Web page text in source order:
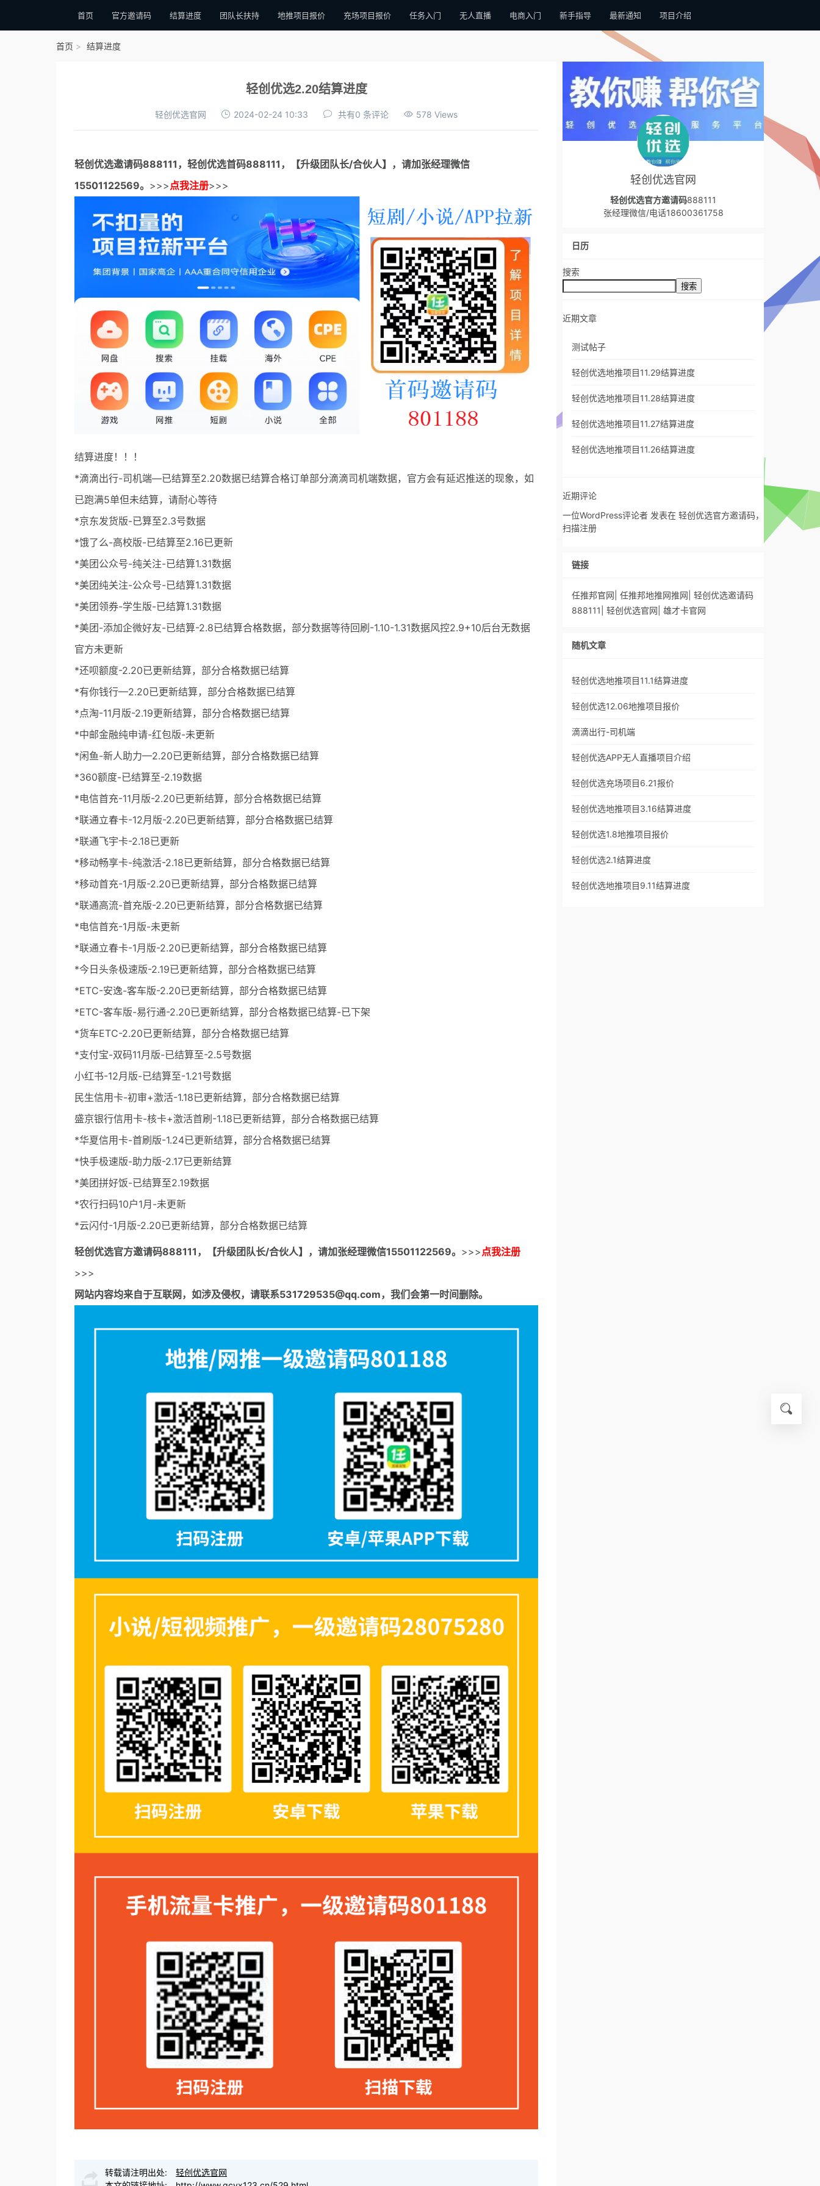
首页 官方邀请码 结算进度 团队长扶持 地推项目报价 充场项目报价 任务入门 无人直播 电商入门 新手指导 最新通知 项目介绍
首页 结算进度
轻创优选2.20结算进度
轻创优选官网 2024-02-24 10:33 共有0 条评论 578 Views
轻创优选邀请码888111， 轻创优选首码888111，【升级团队长/合伙人】，请加张经理微信
15501122569。 >>>点我注册>>>
结算进度！！！
*滴滴出行-司机端—已结算至2.20数据已结算合格订单部分滴滴司机端数据，官方会有延迟推送的现象，如
已跑满5单但未结算，请耐心等待
*京东发货版-已算至2.3号数据
*饿了么-高校版-已结算至2.16已更新
*美团公众号-纯关注-已结算1.31数据
*美团纯关注-公众号-已结算1.31数据
*美团领券-学生版-已结算1.31数据
*美团-添加企微好友-已结算-2.8已结算合格数据，部分数据等待回刷-1.10-1.31数据风控2.9+10后台无数据
官方未更新
*还呗额度-2.20已更新结算，部分合格数据已结算
*有你钱行—2.20已更新结算，部分合格数据已结算
*点淘-11月版-2.19更新结算，部分合格数据已结算
*中邮金融纯申请-红包版-未更新
*闲鱼-新人助力—2.20已更新结算，部分合格数据已结算
*360额度-已结算至-2.19数据
*电信首充-11月版-2.20已更新结算，部分合格数据已结算
*联通立春卡-12月版-2.20已更新结算，部分合格数据已结算
*联通飞宇卡-2.18已更新
*移动畅享卡-纯激活-2.18已更新结算，部分合格数据已结算
*移动首充-1月版-2.20已更新结算，部分合格数据已结算
*联通高流-首充版-2.20已更新结算，部分合格数据已结算
*电信首充-1月版-未更新
*联通立春卡-1月版-2.20已更新结算，部分合格数据已结算
*今日头条极速版-2.19已更新结算，部分合格数据已结算
*ETC-安逸-客车版-2.20已更新结算，部分合格数据已结算
*ETC-客车版-易行通-2.20已更新结算，部分合格数据已结算-已下架
*货车ETC-2.20已更新结算，部分合格数据已结算
*支付宝-双码11月版-已结算至-2.5号数据
小红书-12月版-已结算至-1.21号数据
民生信用卡-初审+激活-1.18已更新结算，部分合格数据已结算
盛京银行信用卡-核卡+激活首刷-1.18已更新结算，部分合格数据已结算
*华夏信用卡-首刷版-1.24已更新结算，部分合格数据已结算
*快手极速版-助力版-2.17已更新结算
*美团拼好饭-已结算至2.19数据
*农行扫码10户1月-未更新
*云闪付-1月版-2.20已更新结算，部分合格数据已结算
轻创优选官方邀请码888111，【升级团队长/合伙人】，请加张经理微信15501122569。 >>>点我注册
>>>
网站内容均来自于互联网，如涉及侵权，请联系531729535@qq.com，我们会第一时间删除。
转载请注明出处:
轻创优选官网
轻创优选官网
轻创优选官方邀请码888111
张经理微信/电话18600361758
日历
搜索
搜索
近期文章
测试帖子
轻创优选地推项目11.29结算进度
轻创优选地推项目11.28结算进度
轻创优选地推项目11.27结算进度
轻创优选地推项目11.26结算进度
近期评论
一位WordPress评论者 发表在 轻创优选官方邀请码，
扫描注册
链接
任推邦官网 任推邦地推网推网 轻创优选邀请码
888111
轻创优选官网 雄才卡官网
随机文章
轻创优选地推项目11.1结算进度
轻创优选12.06地推项目报价
滴滴出行-司机端
轻创优选APP无人直播项目介绍
轻创优选充场项目6.21报价
轻创优选地推项目3.16结算进度
轻创优选1.8地推项目报价
轻创优选2.1结算进度
轻创优选地推项目9.11结算进度